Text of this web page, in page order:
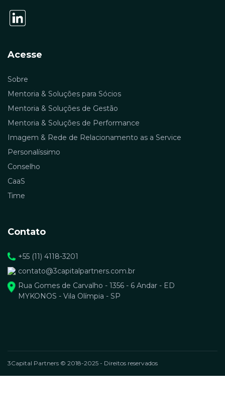
Acesse
Sobre
Mentoria & Soluções para Sócios
Mentoria & Soluções de Gestão
Mentoria & Soluções de Performance
Imagem & Rede de Relacionamento as a Service
Personalíssimo
Conselho
CaaS
Time
Contato
+55 (11) 4118-3201
contato@3capitalpartners.com.br
Rua Gomes de Carvalho - 1356 - 6 Andar - ED
MYKONOS - Vila Olímpia - SP
3Capital Partners © 2018-2025 - Direitos reservados